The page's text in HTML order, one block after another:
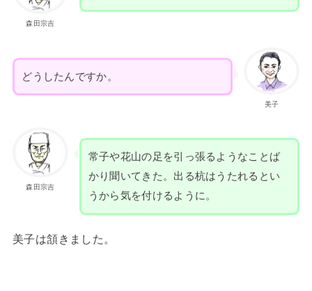
森田宗吉
美子
どうしたんですか。
森田宗吉
常子や花山の足を引っ張るようなことば
かり聞いてきた。出る杭はうたれるとい
うから気を付けるように。
美子は頷きました。